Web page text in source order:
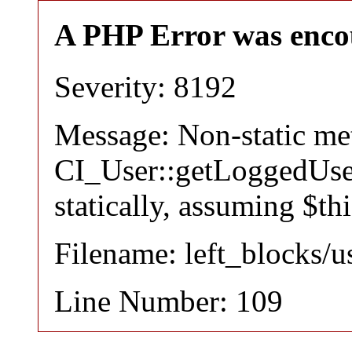
A PHP Error was
Severity: 8192
Message: Non-static
statically, assuming
Filename: left_blocks/
Line Number: 109